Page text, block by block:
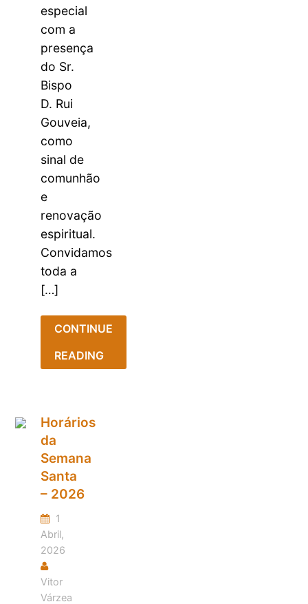
especial
com a
presença
do Sr.
Bispo
D. Rui
Gouveia,
como
sinal de
comunhão
e
renovação
espiritual.
Convidamos
toda a
[…]
CONTINUE
READING
Horários
da
Semana
Santa
– 2026
1
Abril,
2026
Vitor
Várzea